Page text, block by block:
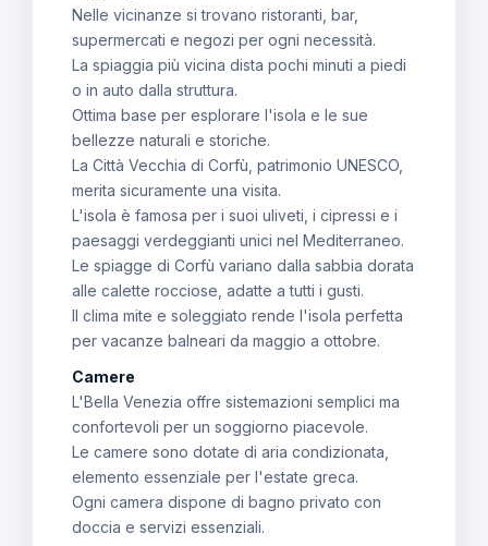
Nelle vicinanze si trovano ristoranti, bar,
supermercati e negozi per ogni necessità.
La spiaggia più vicina dista pochi minuti a piedi
o in auto dalla struttura.
Ottima base per esplorare l'isola e le sue
bellezze naturali e storiche.
La Città Vecchia di Corfù, patrimonio UNESCO,
merita sicuramente una visita.
L'isola è famosa per i suoi uliveti, i cipressi e i
paesaggi verdeggianti unici nel Mediterraneo.
Le spiagge di Corfù variano dalla sabbia dorata
alle calette rocciose, adatte a tutti i gusti.
Il clima mite e soleggiato rende l'isola perfetta
per vacanze balneari da maggio a ottobre.
Camere
L'Bella Venezia offre sistemazioni semplici ma
confortevoli per un soggiorno piacevole.
Le camere sono dotate di aria condizionata,
elemento essenziale per l'estate greca.
Ogni camera dispone di bagno privato con
doccia e servizi essenziali.